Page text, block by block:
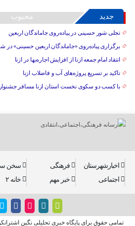
جدید محبوب
تجلی شور حسینی در پیاده‌روی جاماندگان اربعین
برگزاری پیاده‌روی «جاماندگان اربعین حسینی» در
انتقاد امام جمعه ازنا از افزایش اجاره‌بها در ازنا
تاکید بر تسریع پروژه‌های آب و فاضلاب ازنا
با کسب دو سکوی نخست استان ازنا مسافر
اخبارشهرستان فرهنگی سخن
اجتماعی
خبر مهم خانه ۲
تمامی حقوق برای پایگاه خبری تحلیلی نگین